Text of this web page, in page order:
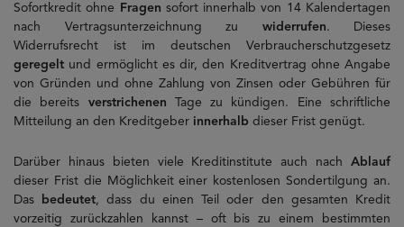
Sofortkredit ohne Fragen sofort innerhalb von 14 Kalendertagen
nach Vertragsunterzeichnung zu widerrufen. Dieses
Widerrufsrecht ist im deutschen Verbraucherschutzgesetz
geregelt und ermöglicht es dir, den Kreditvertrag ohne Angabe
von Gründen und ohne Zahlung von Zinsen oder Gebühren für
die bereits verstrichenen Tage zu kündigen. Eine schriftliche
Mitteilung an den Kreditgeber innerhalb dieser Frist genügt.
Darüber hinaus bieten viele Kreditinstitute auch nach Ablauf
dieser Frist die Möglichkeit einer kostenlosen Sondertilgung an.
Das
bedeutet, dass du einen Teil oder den gesamten Kredit
vorzeitig zurückzahlen kannst – oft bis zu einem bestimmten